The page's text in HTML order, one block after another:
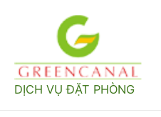
dung
DỊCH VỤ ĐẶT PHÒNG